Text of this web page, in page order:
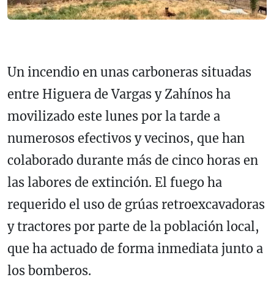
Un incendio en unas carboneras situadas
entre Higuera de Vargas y Zahínos ha
movilizado este lunes por la tarde a
numerosos efectivos y vecinos, que han
colaborado durante más de cinco horas en
las labores de extinción. El fuego ha
requerido el uso de grúas retroexcavadoras
y tractores por parte de la población local,
que ha actuado de forma inmediata junto a
los bomberos.